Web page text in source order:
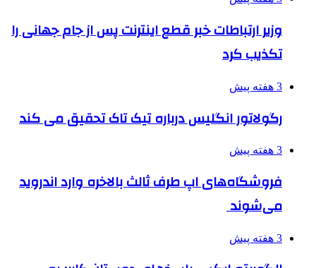
وزیر ارتباطات خبر قطع اینترنت پس از جام جهانی را
تکذیب کرد
3 هفته پیش
رگولاتور انگلیس درباره تیک تاک تحقیق می کند
3 هفته پیش
فروشگاه‌های اپ طرف ثالث بالاخره وارد اندروید
می‌شوند
3 هفته پیش